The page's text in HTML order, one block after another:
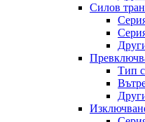
Силов
Тип